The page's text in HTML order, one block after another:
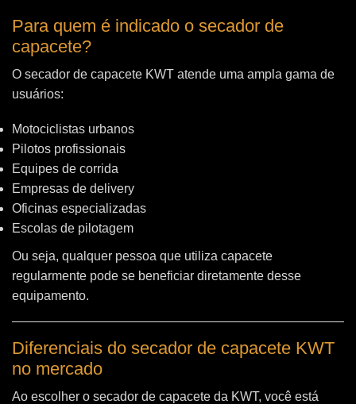
Para quem é indicado o secador de
capacete?
O secador de capacete KWT atende uma ampla gama de
usuários:
Motociclistas urbanos
Pilotos profissionais
Equipes de corrida
Empresas de delivery
Oficinas especializadas
Escolas de pilotagem
Ou seja, qualquer pessoa que utiliza capacete
regularmente pode se beneficiar diretamente desse
equipamento.
Diferenciais do secador de capacete KWT
no mercado
Ao escolher o secador de capacete da KWT, você está